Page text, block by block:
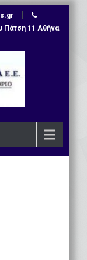
Πάτση 11 Αθήνα